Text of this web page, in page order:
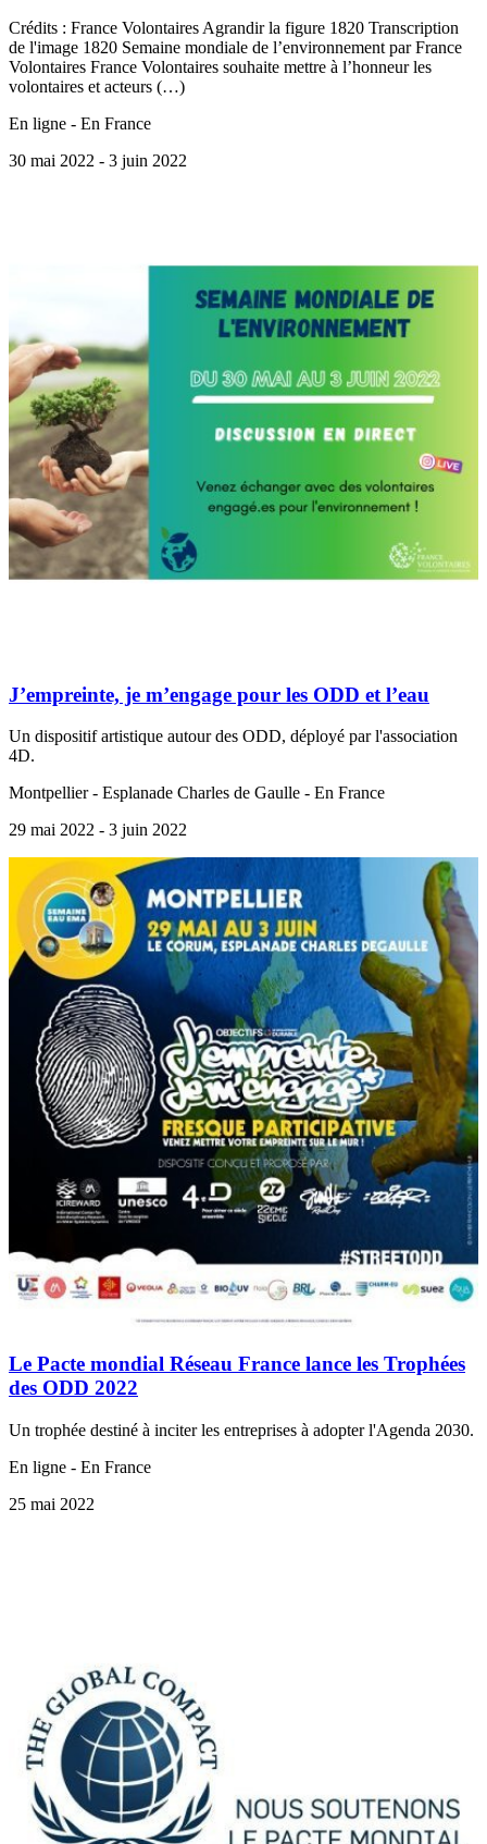
Crédits : France Volontaires Agrandir la figure 1820 Transcription
de l'image 1820 Semaine mondiale de l’environnement par France
Volontaires France Volontaires souhaite mettre à l’honneur les
volontaires et acteurs (…)
En ligne - En France
30 mai 2022 - 3 juin 2022
J’empreinte, je m’engage pour les ODD et l’eau
Un dispositif artistique autour des ODD, déployé par l'association
4D.
Montpellier - Esplanade Charles de Gaulle - En France
29 mai 2022 - 3 juin 2022
Le Pacte mondial Réseau France lance les Trophées
des ODD 2022
Un trophée destiné à inciter les entreprises à adopter l'Agenda 2030.
En ligne - En France
25 mai 2022